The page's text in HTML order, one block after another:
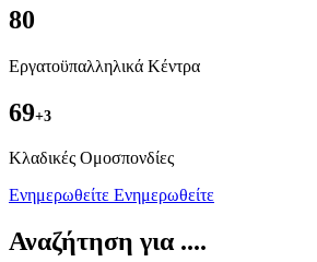
80
Εργατοϋπαλληλικά Κέντρα
69+3
Kλαδικές Ομοσπονδίες
Ενημερωθείτε Ενημερωθείτε
Αναζήτηση για ....